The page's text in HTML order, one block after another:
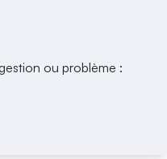
ou problème :